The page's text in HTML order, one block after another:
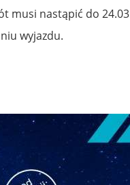
musi nastąpić do
wyjazdu.